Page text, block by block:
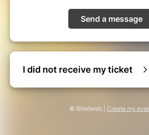
Send a message
I did not receive my ticket
© Billetweb | Create my